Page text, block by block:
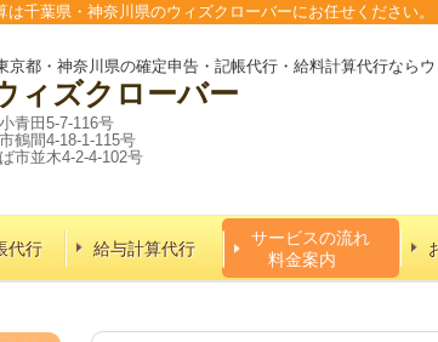
千葉県・神奈川県のウィズクローバーにお任せください。
京都・神奈川県の確定申告・記帳代行・給料計算代行なら
ィズクローバー
青田5-7-116号
鶴間4-18-1-115号
並木4-2-4-102号
代行 給与計算代行
サービスの流れ
料金案内